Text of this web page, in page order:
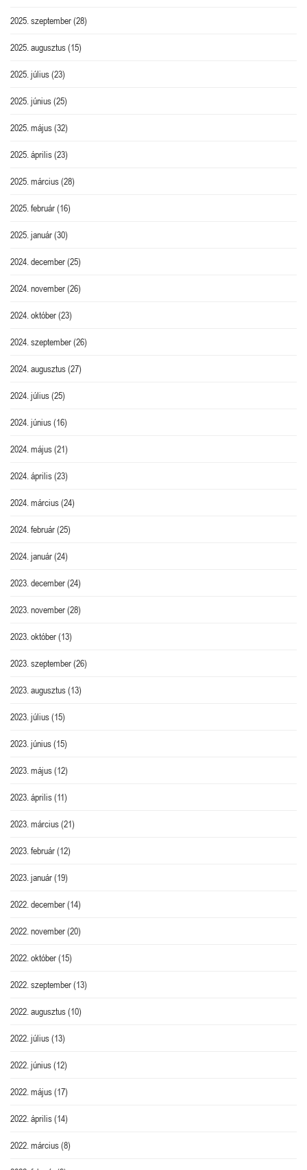
2025. szeptember(28)
2025. augusztus(15)
2025. július(23)
2025. június(25)
2025. május(32)
2025. április(23)
2025. március(28)
2025. február(16)
2025. január(30)
2024. december(25)
2024. november(26)
2024. október(23)
2024. szeptember(26)
2024. augusztus(27)
2024. július(25)
2024. június(16)
2024. május(21)
2024. április(23)
2024. március(24)
2024. február(25)
2024. január(24)
2023. december(24)
2023. november(28)
2023. október(13)
2023. szeptember(26)
2023. augusztus(13)
2023. július(15)
2023. június(15)
2023. május(12)
2023. április(11)
2023. március(21)
2023. február(12)
2023. január(19)
2022. december(14)
2022. november(20)
2022. október(15)
2022. szeptember(13)
2022. augusztus(10)
2022. július(13)
2022. június(12)
2022. május(17)
2022. április(14)
2022. március(8)